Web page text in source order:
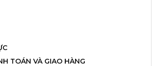
TOÁN VÀ GIAO HÀNG